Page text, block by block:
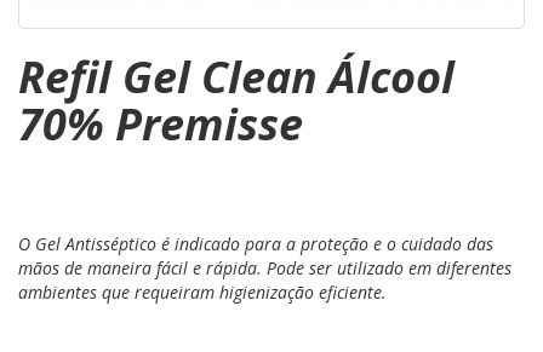
Refil Gel Clean Álcool
70% Premisse
O Gel Antisséptico é indicado para a proteção e o cuidado das
mãos de maneira fácil e rápida. Pode ser utilizado em diferentes
ambientes que requeiram higienização eficiente.